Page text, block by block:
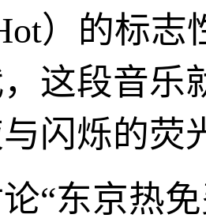
）的标
这段音乐
闪烁的荧
“东京热